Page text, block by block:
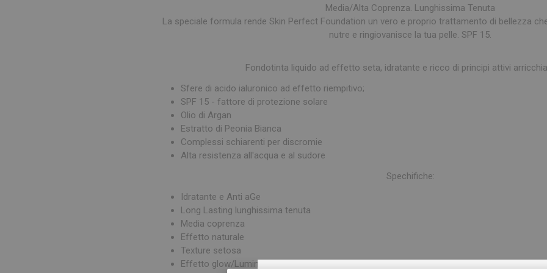
Media/Alta Coprenza. Lunghissima Tenuta
La speciale formula rende Skin Perfect Foundation un vero e proprio trattamento di bellezza
nutre e ringiovanisce la tua pelle. SPF 15.
Fondotinta liquido ad effetto seta, idratante e ricco di principi attivi
Sfere di acido ialuronico ad effetto riempitivo;
SPF 15 - fattore di protezione solare
Olio di Argan
Estratto di Peonia Bianca
Complessi schiarenti per discromie
Alta resistenza all'acqua e al sudore
Spechifiche:
Idratante e Anti aGe
Long Lasting lunghissima tenuta
Media coprenza
Effetto naturale
Texture setosa
Effetto glow/Luminoso